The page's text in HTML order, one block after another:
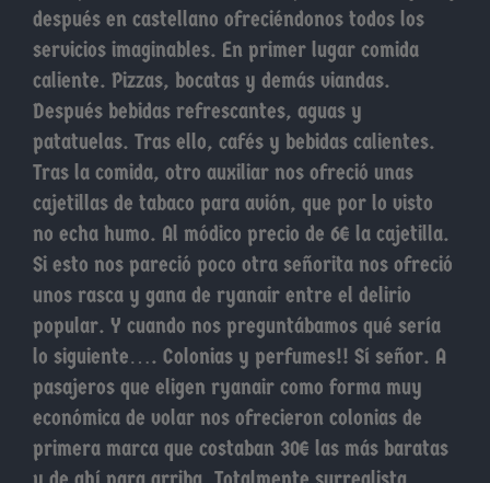
después en castellano ofreciéndonos todos los
servicios imaginables. En primer lugar comida
caliente. Pizzas, bocatas y demás viandas.
Después bebidas refrescantes, aguas y
patatuelas. Tras ello, cafés y bebidas calientes.
Tras la comida, otro auxiliar nos ofreció unas
cajetillas de tabaco para avión, que por lo visto
no echa humo. Al módico precio de 6€ la cajetilla.
Si esto nos pareció poco otra señorita nos ofreció
unos rasca y gana de ryanair entre el delirio
popular. Y cuando nos preguntábamos qué sería
lo siguiente…. Colonias y perfumes!! Sí señor. A
pasajeros que eligen ryanair como forma muy
económica de volar nos ofrecieron colonias de
primera marca que costaban 30€ las más baratas